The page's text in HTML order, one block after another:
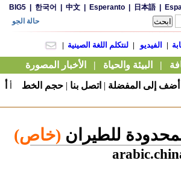
أضف إلى المفضلة | اتصل بنا | حجم الخط
للطيران (خاص)